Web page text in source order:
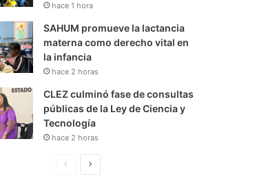
hace 1 hora
SAHUM promueve la lactancia
materna como derecho vital en
la infancia
hace 2 horas
CLEZ culminó fase de consultas
públicas de la Ley de Ciencia y
Tecnología
hace 2 horas
S